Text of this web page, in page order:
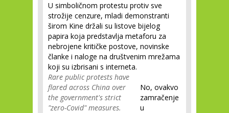
U simboličnom protestu protiv sve
strožije cenzure, mladi demonstranti
širom Kine držali su listove bijelog
papira koja predstavlja metaforu za
nebrojene kritičke postove, novinske
članke i naloge na društvenim mrežama
koji su izbrisani s interneta.
Rare public protests have
flared across China over
the government's strict
"zero-Covid" measures.
No, ovakvo
zamračenje
u